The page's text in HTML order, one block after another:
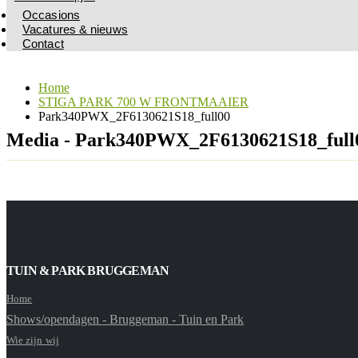
Occasions
Vacatures & nieuws
Contact
Home
STIGA PARK 700 W FRONTMAAIER
Park340PWX_2F6130621S18_full00
Media -
TUIN & PARK BRUGGEMAN
Home
Shows/opendagen - Bruggeman - Tuin en Park
Wie zijn wij